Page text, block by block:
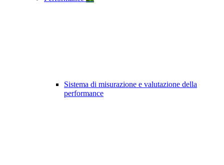
Sistema di misurazione e valutazione della
performance